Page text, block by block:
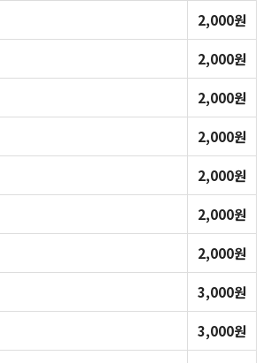
2,000원
2,000원
2,000원
2,000원
2,000원
2,000원
2,000원
3,000원
3,000원